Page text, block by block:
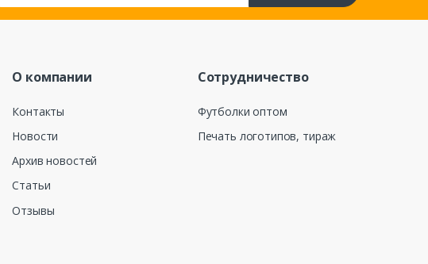
О компании
Контакты
Новости
Архив новостей
Статьи
Отзывы
Сотрудничество
Футболки оптом
Печать логотипов, тираж